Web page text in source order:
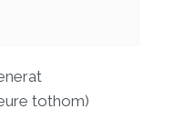
tothom)